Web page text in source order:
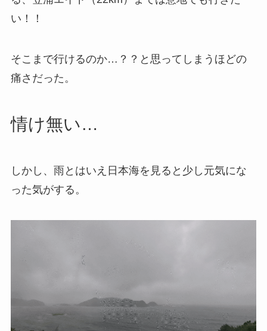
い！！
そこまで行けるのか…？？と思ってしまうほどの
痛さだった。
情け無い…
しかし、雨とはいえ日本海を見ると少し元気にな
った気がする。